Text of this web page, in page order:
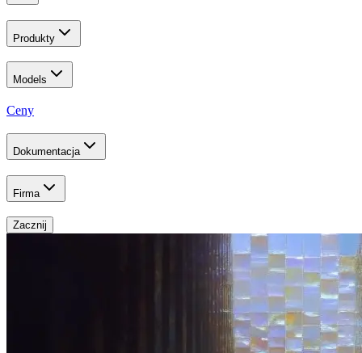
Produkty
Models
Ceny
Dokumentacja
Firma
Zacznij